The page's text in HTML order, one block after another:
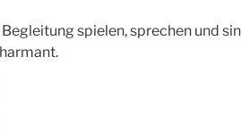
Begleitung spielen, sprechen und